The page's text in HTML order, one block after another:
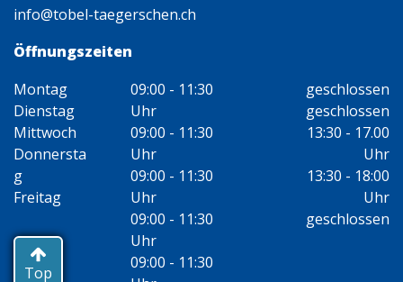
Öffnungszeiten
info@tobel-taegerschen.ch
Montag
Dienstag
Mittwoch
Donnersta
g
Freitag
09:00 - 11:30
Uhr
09:00 - 11:30
Uhr
09:00 - 11:30
Uhr
09:00 - 11:30
Uhr
09:00 - 11:30
geschlossen
geschlossen
13:30 - 17.00
Uhr
13:30 - 18:00
Uhr
geschlossen
Top